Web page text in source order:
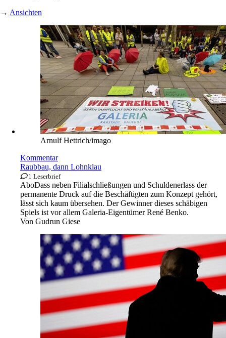
→ Ansichten
Arnulf Hettrich/imago
Kommentar
Raubbau, dann Lohnklau
1 Leserbrief
AboDass neben Filialschließungen und Schuldenerlass der
permanente Druck auf die Beschäftigten zum Konzept gehört,
lässt sich kaum übersehen. Der Gewinner dieses schäbigen
Spiels ist vor allem Galeria-Eigentümer René Benko.
Von Gudrun Giese